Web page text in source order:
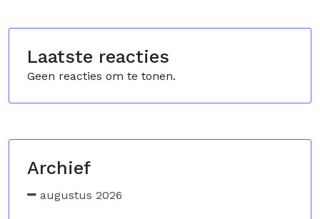
Laatste reacties
Geen reacties om te tonen.
Archief
augustus 2026